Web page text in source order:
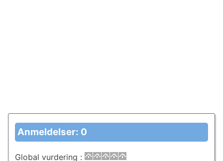
Anmeldelser: 0
Global vurdering :